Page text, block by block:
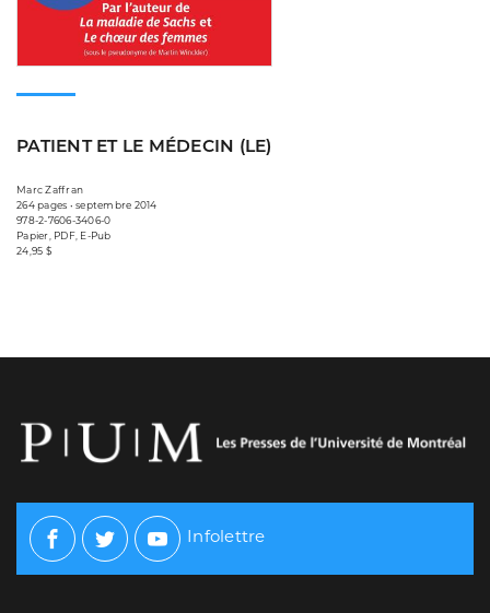
PATIENT ET LE MÉDECIN (LE)
Marc Zaffran
264 pages • septembre 2014
978-2-7606-3406-0
Papier, PDF, E-Pub
24,95 $
Facebook
TwitterYoutube
Infolettre